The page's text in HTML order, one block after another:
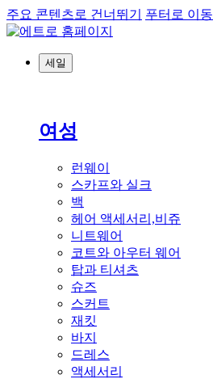
주요 콘텐츠로 건너뛰기 푸터로 이동
세일
여성
런웨이
스카프와 실크
백
헤어 액세서리,비쥬
니트웨어
코트와 아우터 웨어
탑과 티셔츠
슈즈
스커트
재킷
바지
드레스
액세서리